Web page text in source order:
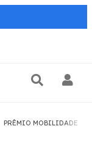
PRÊMIO MOBILIDADE